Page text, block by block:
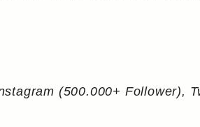
(500.000+ Follower),